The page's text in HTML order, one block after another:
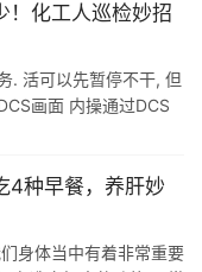
！化工人巡检妙招
. 活可以先暂停不干, 但
画面 内操通过DCS
4种早餐，养肝妙
身体当中有着非常重要